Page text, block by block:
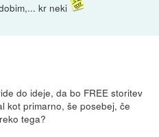
kr neki
do ideje, da bo FREE storitev
kot primarno, še posebej, če
tega?